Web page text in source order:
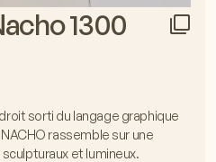
1300
sorti du langage graphique
rassemble sur une
et lumineux.